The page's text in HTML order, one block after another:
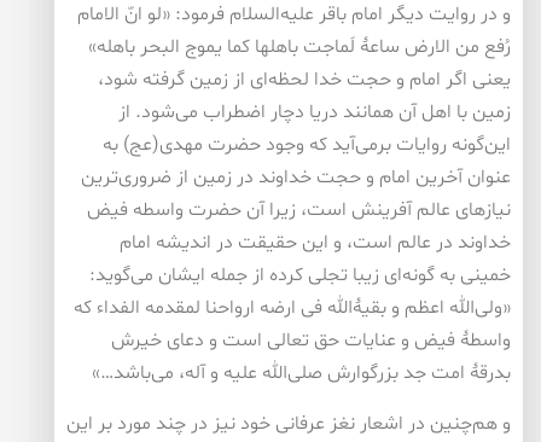
و در روایت دیگر امام باقر علیه‌السلام فرمود: «لو انّ الامام
رُفع من الارض ساعۀ لَماجت باهلها کما یموج البحر باهله»
یعنی اگر امام و حجت خدا لحظه‌ای از زمین گرفته شود،
زمین با اهل آن همانند دریا دچار اضطراب می‌شود. از
این‌گونه روایات برمی‌آید که وجود حضرت مهدی(عج) به
عنوان آخرین امام و حجت خداوند در زمین از ضروری‌ترین
نیازهای عالم آفرینش است، زیرا آن حضرت واسطه فیض
خداوند در عالم است، و این حقیقت در اندیشه امام
خمینی به گونه‌ای زیبا تجلی کرده از جمله ایشان می‌گوید:
«ولی‌الله اعظم و بقیۀ‌الله فی ارضه ارواحنا لمقدمه الفداء که
واسطۀ فیض و عنایات حق تعالی است و دعای خیرش
بدرقۀ امت جد بزرگوارش صلی‌الله علیه و آله، می‌باشد…»
و هم‌چنین در اشعار نغز عرفانی خود نیز در چند مورد بر این